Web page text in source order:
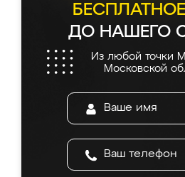
ДО НАШЕГО
Из любой точки
Московской